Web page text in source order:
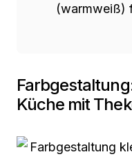
(warmweiß)
Küche mit